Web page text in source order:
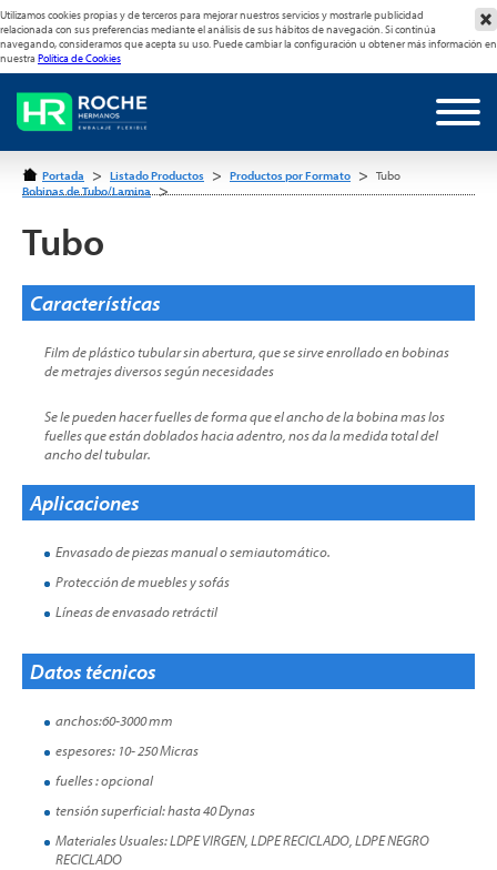
Utilizamos cookies propias y de terceros para mejorar nuestros servicios y mostrarle publicidad
relacionada con sus preferencias mediante el análisis de sus hábitos de navegación. Si continúa
navegando, consideramos que acepta su uso. Puede cambiar la configuración u obtener más información en
nuestraPolítica de Cookies
Portada > Listado Productos > Productos por Formato >
Bobinas de Tubo/Lamina >
Tubo
Tubo
Características
Film de plástico tubular sin abertura, que se sirve enrollado en bobinas
de metrajes diversos según necesidades
Se le pueden hacer fuelles de forma que el ancho de la bobina mas los
fuelles que están doblados hacia adentro, nos da la medida total del
ancho del tubular.
Aplicaciones
Envasado de piezas manual o semiautomático.
Protección de muebles y sofás
Líneas de envasado retráctil
Datos técnicos
anchos:60-3000 mm
espesores: 10- 250 Micras
fuelles : opcional
tensión superficial: hasta 40 Dynas
Materiales Usuales: LDPE VIRGEN, LDPE RECICLADO, LDPE NEGRO
RECICLADO